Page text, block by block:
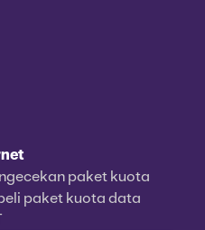
paket kuota
paket kuota data